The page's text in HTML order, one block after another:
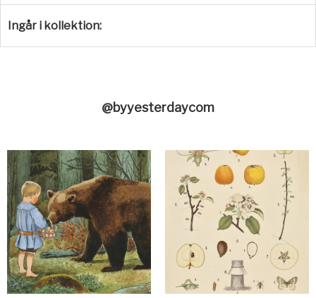
Ingår i kollektion:
@byyesterdaycom